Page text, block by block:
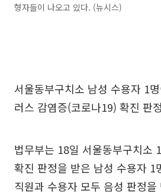
형자들이 나오고 있다. (뉴시스)
서울동부구치소 남성 수용자 1
러스 감염증(코로나19) 확진 판
법무부는 18일 서울동부구치소
확진 판정을 받은 남성 수용자 1
직원과 수용자 모두 음성 판정